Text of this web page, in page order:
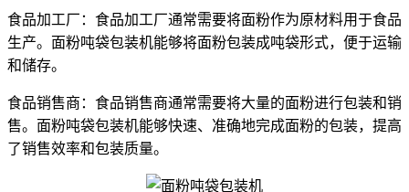
食品加工厂：食品加工厂通常需要将面粉作为原材料用于食品
生产。面粉吨袋包装机能够将面粉包装成吨袋形式，便于运输
和储存。
食品销售商：食品销售商通常需要将大量的面粉进行包装和销
售。面粉吨袋包装机能够快速、准确地完成面粉的包装，提高
了销售效率和包装质量。